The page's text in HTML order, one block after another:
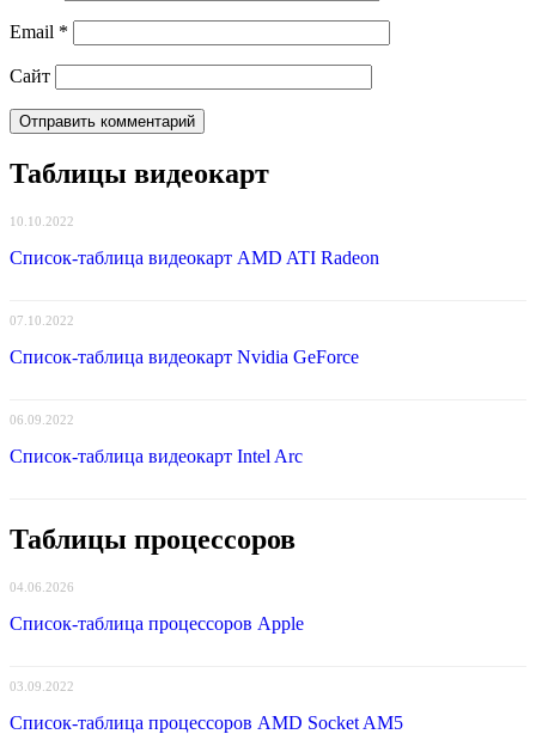
Email *
Сайт
Таблицы видеокарт
10.10.2022
Список-таблица видеокарт AMD ATI Radeon
07.10.2022
Список-таблица видеокарт Nvidia GeForce
06.09.2022
Список-таблица видеокарт Intel Arc
Таблицы процессоров
04.06.2026
Список-таблица процессоров Apple
03.09.2022
Список-таблица процессоров AMD Socket AM5